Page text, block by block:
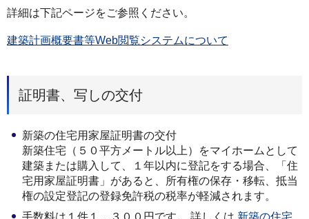
詳細は下記ページをご参照ください。
建築計画概要書等Web閲覧システムについて
証明書、写しの交付
新築の住宅用家屋証明書の交付
新築住宅（５０平方メートル以上）をマイホームとして
建築または購入して、１年以内に登記をする場合、「住
宅用家屋証明書」があると、所有権の保存・移転、抵当
権の設定登記の登録免許税の税率が軽減されます。